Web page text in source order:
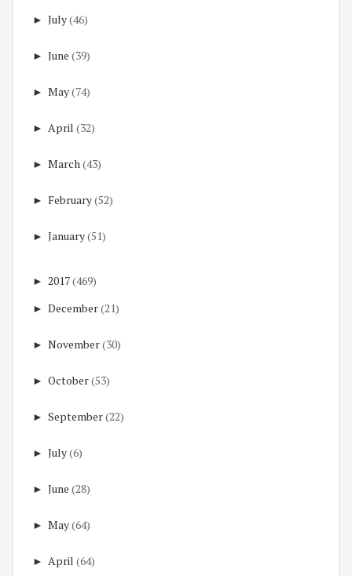
► July(46)
► June (39)
► May(74)
► April (32)
► March(43)
► February(52)
► January(51)
► 2017(469)
► December(21)
► November(30)
► October(53)
► September(22)
► July(6)
► June (28)
► May(64)
► April (64)